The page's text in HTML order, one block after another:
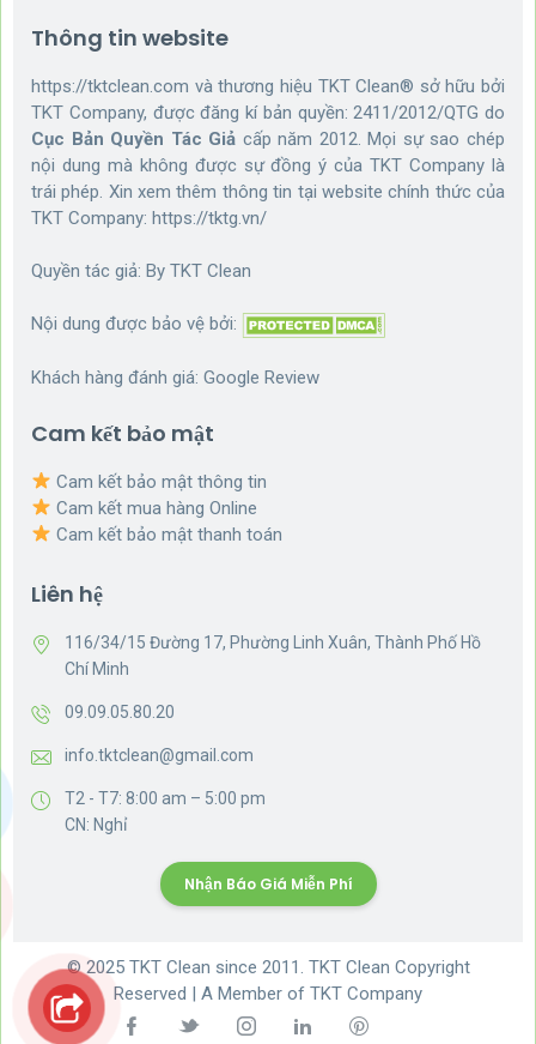
Thông tin website
https://tktclean.com và thương hiệu TKT Clean® sở hữu bởi
TKT Company, được đăng kí bản quyền: 2411/2012/QTG do
Cục Bản Quyền Tác Giả cấp năm 2012. Mọi sự sao chép
nội dung mà không được sự đồng ý của TKT Company là
trái phép. Xin xem thêm thông tin tại website chính thức của
TKT Company: https://tktg.vn/
Quyền tác giả: By TKT Clean
Nội dung được bảo vệ bởi:
Khách hàng đánh giá: Google Review
Cam kết bảo mật
Cam kết bảo mật thông tin
Cam kết mua hàng Online
Cam kết bảo mật thanh toán
Liên hệ
116/34/15 Đường 17, Phường Linh Xuân, Thành Phố Hồ
Chí Minh
09.09.05.80.20
info.tktclean@gmail.com
T2 - T7: 8:00 am – 5:00 pm
CN: Nghỉ
Nhận Báo Giá Miễn Phí
© 2025 TKT Clean since 2011. TKT Clean Copyright
Reserved | A Member of TKT Company